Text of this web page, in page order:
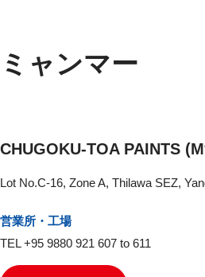
ミャンマー
CHUGOKU-TOA PAINTS
Lot No.C-16, Zone A, Thilawa SEZ,
営業所・工場
TEL +95 9880 921 607 to 611